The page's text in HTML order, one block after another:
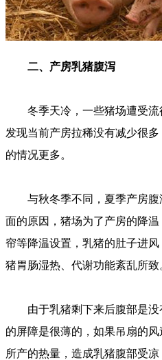
二、产房乳猪腹泻
冬季天冷，一些猪场遭受流
发现当前产房拉稀没有减少很
的情况更多。
与秋冬季不同，夏季产房腹
面的原因，猪场为了产房的降
帘等降温设置，乳猪的肚子进
猪胃肠湿热、代谢功能紊乱所致
由于乳猪剩下来后腹部是没
的屏障是很薄的，如果吊扇的
所产的热量，造成乳猪腹部受凉